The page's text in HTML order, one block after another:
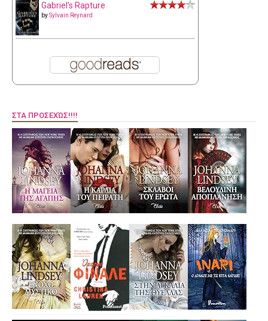
Gabriel's Rapture
bySylvain Reynard
ΣΤΑ ΠΡΟΣΕΧΏΣ!!!!